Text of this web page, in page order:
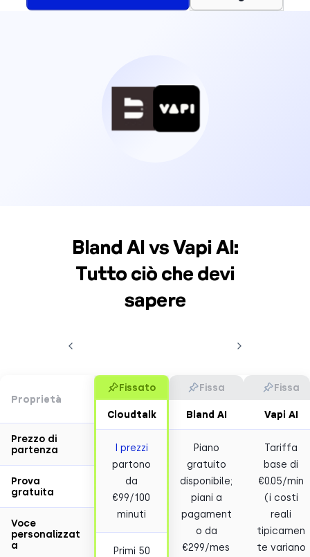
Bland AI vs Vapi AI:
Tutto ciò che devi
sapere
Proprietà
Prezzo di
partenza
Prova
gratuita
Voce
personalizzat
a
Fissato
Cloudtalk
I prezzi
partono
da
€99/100
minuti
Primi 50
Fissa
Bland AI
Piano
gratuito
disponibile;
piani a
pagament
o da
€299/mes
Fissa
Vapi AI
Tariffa
base di
€0.05/min
(i costi
reali
tipicamen
te variano